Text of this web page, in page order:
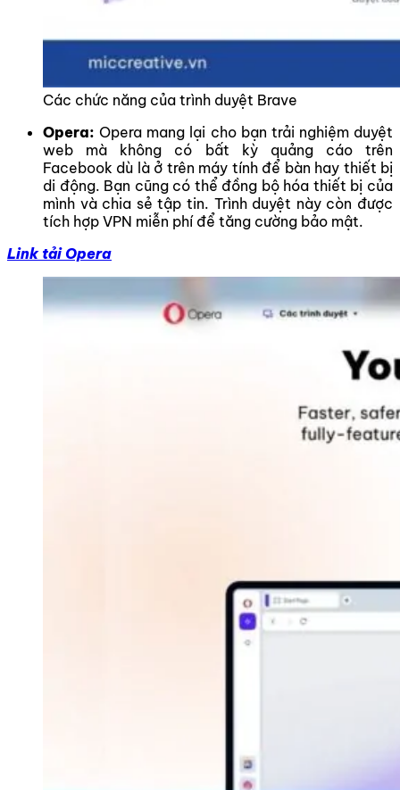
Các chức năng của trình duyệt Brave
Opera: Opera mang lại cho bạn trải nghiệm duyệt
web mà không có bất kỳ quảng cáo trên
Facebook dù là ở trên máy tính để bàn hay thiết bị
di động. Bạn cũng có thể đồng bộ hóa thiết bị của
mình và chia sẻ tập tin. Trình duyệt này còn được
tích hợp VPN miễn phí để tăng cường bảo mật.
Link tải Opera